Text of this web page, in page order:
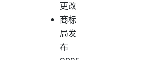
更改
商标
局发
布